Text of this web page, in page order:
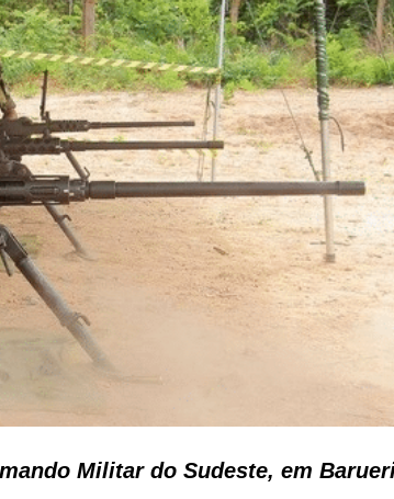
Militar do Sudeste, em